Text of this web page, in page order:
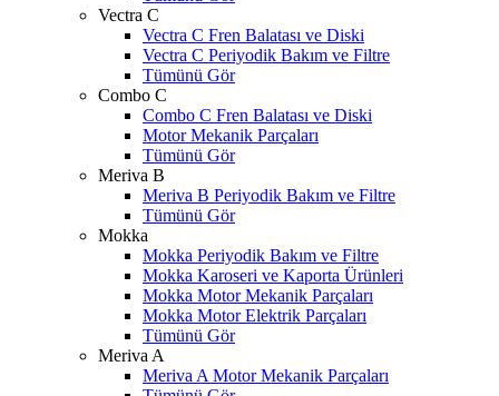
Vectra C
Vectra C Fren Balatası ve Diski
Vectra C Periyodik Bakım ve Filtre
Tümünü Gör
Combo C
Combo C Fren Balatası ve Diski
Motor Mekanik Parçaları
Tümünü Gör
Meriva B
Meriva B Periyodik Bakım ve Filtre
Tümünü Gör
Mokka
Mokka Periyodik Bakım ve Filtre
Mokka Karoseri ve Kaporta Ürünleri
Mokka Motor Mekanik Parçaları
Mokka Motor Elektrik Parçaları
Tümünü Gör
Meriva A
Meriva A Motor Mekanik Parçaları